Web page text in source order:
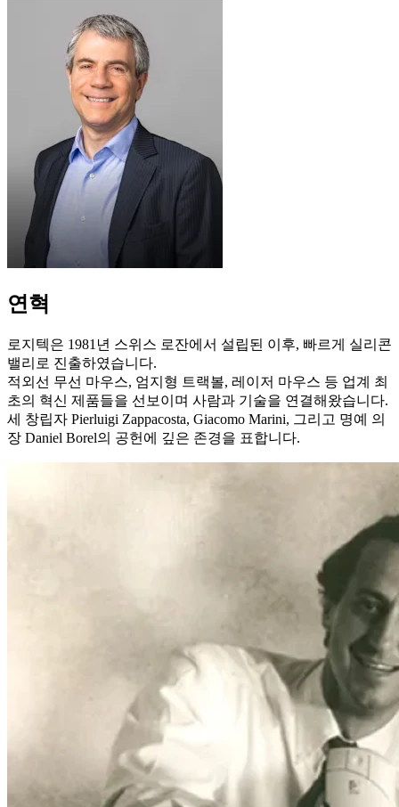
연혁
로지텍은 1981년 스위스 로잔에서 설립된 이후, 빠르게 실리콘
밸리로 진출하였습니다.
적외선 무선 마우스, 엄지형 트랙볼, 레이저 마우스 등 업계 최
초의 혁신 제품들을 선보이며 사람과 기술을 연결해왔습니다.
세 창립자 Pierluigi Zappacosta, Giacomo Marini, 그리고 명예 의
장 Daniel Borel의 공헌에 깊은 존경을 표합니다.